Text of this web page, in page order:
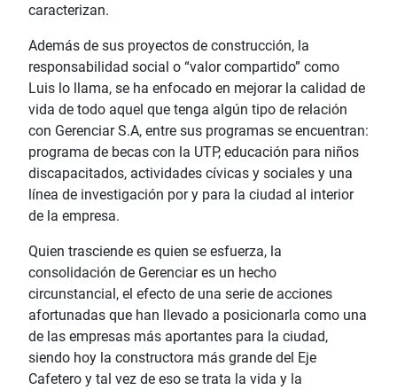
caracterizan.
Además de sus proyectos de construcción, la
responsabilidad social o “valor compartido” como
Luis lo llama, se ha enfocado en mejorar la calidad de
vida de todo aquel que tenga algún tipo de relación
con Gerenciar S.A, entre sus programas se encuentran:
programa de becas con la UTP, educación para niños
discapacitados, actividades cívicas y sociales y una
línea de investigación por y para la ciudad al interior
de la empresa.
Quien trasciende es quien se esfuerza, la
consolidación de Gerenciar es un hecho
circunstancial, el efecto de una serie de acciones
afortunadas que han llevado a posicionarla como una
de las empresas más aportantes para la ciudad,
siendo hoy la constructora más grande del Eje
Cafetero y tal vez de eso se trata la vida y la